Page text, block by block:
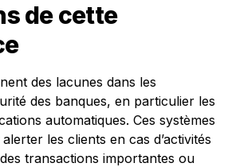
de cette
des lacunes dans les
des banques, en particulier les
automatiques. Ces systèmes
les clients en cas d’activités
transactions importantes ou